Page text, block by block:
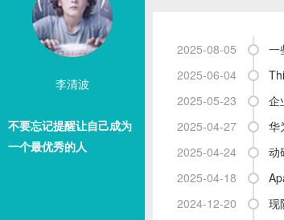
李清波
不要忘记提醒让自己成为
一个最优秀的人
2025-08-05
一
2025-06-04
2025-05-23
企
2025-04-27
华
2025-04-24
动
2025-04-18
2024-12-20
现